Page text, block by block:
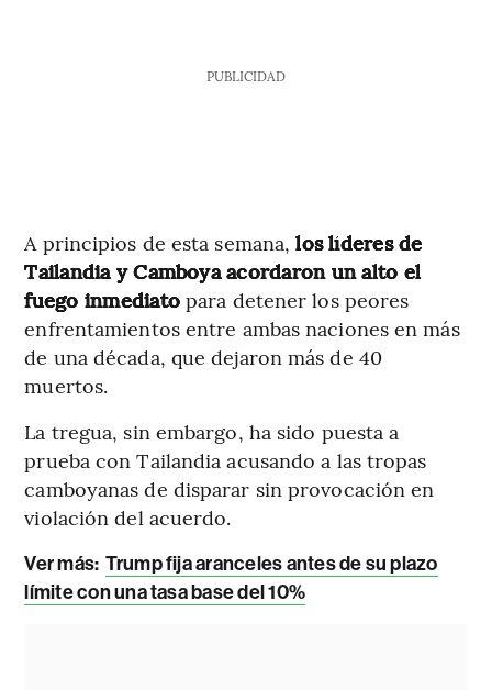
PUBLICIDAD
A principios de esta semana,los líderes de
Tailandia y Camboya acordaron un alto el
fuego inmediato para detener los peores
enfrentamientos entre ambas naciones en más
de una década, que dejaron más de 40
muertos.
La tregua, sin embargo, ha sido puesta a
prueba con Tailandia acusando a las tropas
camboyanas de disparar sin provocación en
violación del acuerdo.
Ver más: Trump fija aranceles antes de su plazo
límite con una tasa base del 10%